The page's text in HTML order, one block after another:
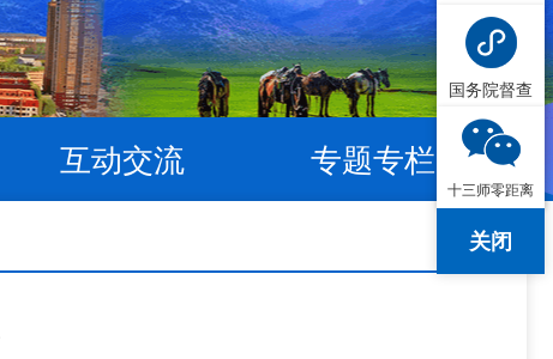
互动交流 专题专栏
国务院督查
十三师零距离
关闭